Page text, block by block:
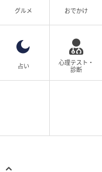
自分勝手が止まらない
んです！ まんが】
読む
い
全話一覧を見る
グルメ おでかけ
占い
心理テスト・
診断